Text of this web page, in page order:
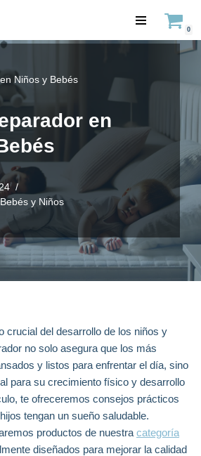
0
Niños y Bebés
en
y Niños
crucial del desarrollo de los niños y
no solo asegura que los más
y listos para enfrentar el día, sino
para su crecimiento físico y desarrollo
te ofreceremos consejos prácticos
tengan un sueño saludable.
productos de nuestra categoría
diseñados para mejorar la calidad